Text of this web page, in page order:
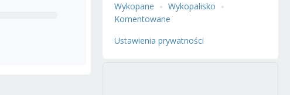
Wykopane
Wykopalisko
Komentowane
Ustawienia prywatności